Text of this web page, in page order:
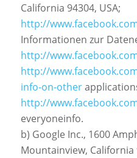
California 94304, USA;
http://
Informationen zur
http://
http://
info-on-other
http://
everyoneinfo.
b) Google Inc., 1600
Mountainview, California